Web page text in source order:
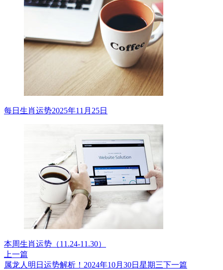
每日生肖运势2025年11月25日
本周生肖运势（11.24-11.30）
上一篇
属龙人明日运势解析！2024年10月30日星期三下一篇